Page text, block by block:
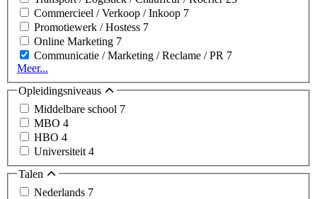
Commercieel / Verkoop / Inkoop 7
Promotiewerk / Hostess 7
Online Marketing 7
Communicatie / Marketing / Reclame / PR 7
Meer...
Opleidingsniveaus
Middelbare school 7
MBO 4
HBO 4
Universiteit 4
Talen
Nederlands 7